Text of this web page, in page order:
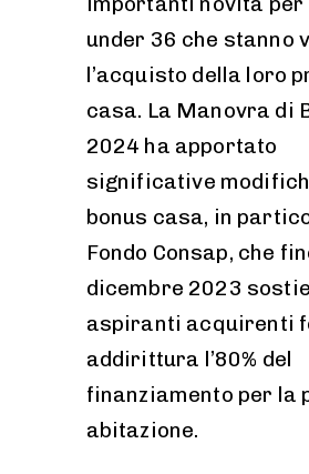
under 36 che stanno
l’acquisto della loro
casa. La Manovra di
2024 ha apportato
significative
bonus casa, in
Fondo Consap, che
dicembre 2023
aspiranti acquirenti
addirittura l’80% del
finanziamento per la
abitazione.